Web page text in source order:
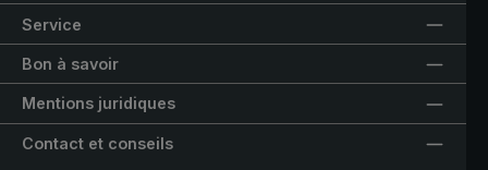
Service
Bon à savoir
Mentions juridiques
Contact et conseils